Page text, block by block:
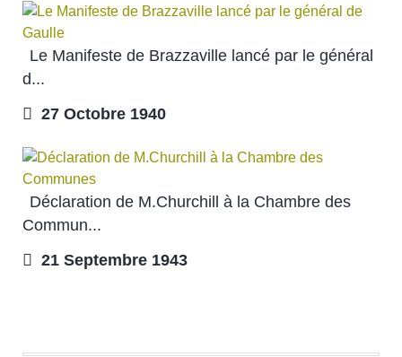
Le Manifeste de Brazzaville lancé par le général
d...
27 Octobre 1940
Déclaration de M.Churchill à la Chambre des
Commun...
21 Septembre 1943